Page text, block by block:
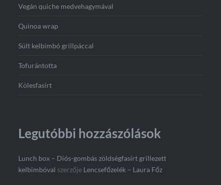
Vegán quiche medvehagymával
Quinoa wrap
Sült kelbimbó grillpáccal
Tofurántotta
Kölesfasírt
Legutóbbi hozzászólások
Lunch box – Diós-gombás zöldségfasírt grillezett
kelbimbóval szerzője Lencsefőzelék – Laura Főz